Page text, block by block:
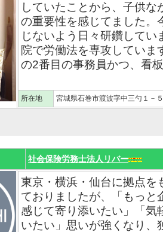
していたことから、子供
の重要性を感じてました。
じないよう日々研鑽して
院で労働法を専攻していま
の2番目の事務員かつ、看
所在地 宮城県石巻市渡波字中三勺１－
社会保険労務士法人リバー
東京・横浜・仙台に拠点を
ておりましたが、「もっと
感じて寄り添いたい」「気
いたい」思いが強くなり、